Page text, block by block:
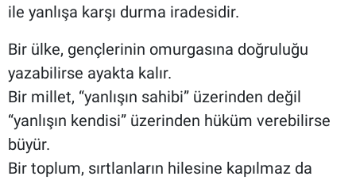
ile yanlışa karşı durma iradesidir.
Bir ülke, gençlerinin omurgasına doğruluğu
yazabilirse ayakta kalır.
Bir millet, “yanlışın sahibi” üzerinden değil
“yanlışın kendisi” üzerinden hüküm verebilirse
büyür.
Bir toplum, sırtlanların hilesine kapılmaz da